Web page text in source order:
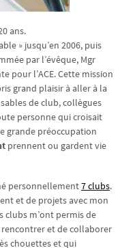
ans.
» jusqu’en 2006, puis
par l’évêque, Mgr
pour l’ACE. Cette mission
grand plaisir à aller à la
de club, collègues
personne qui croisait
grande préoccupation
prennent ou gardent vie
personnellement7 clubs.
et de projets avec mon
clubs m’ont permis de
rencontrer et de collaborer
chouettes et qui